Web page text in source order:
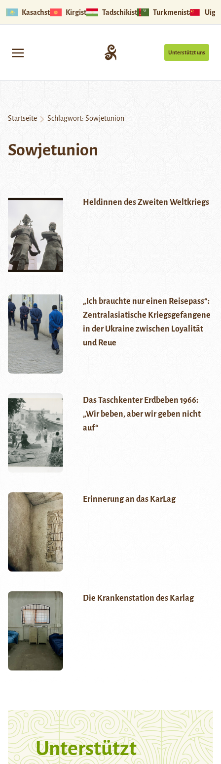
Kasachstan Kirgistan Tadschikistan Turkmenistan
Unterstützt uns
Startseite Schlagwort: Sowjetunion
Sowjetunion
Heldinnen des Zweiten Weltkriegs
„Ich brauchte nur einen Reisepass“:
Zentralasiatische Kriegsgefangene
in der Ukraine zwischen Loyalität
und Reue
Das Taschkenter Erdbeben 1966:
„Wir beben, aber wir geben nicht
auf“
Erinnerung an das KarLag
Die Krankenstation des Karlag
Unterstützt